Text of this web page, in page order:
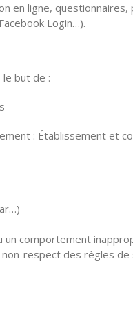
en ligne,
Login…).
but de :
: Établissement et
comportement
respect des règles